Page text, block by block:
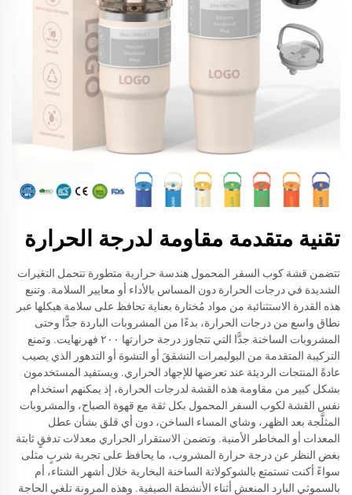
تقنية متقدمة مقاومة لدرجة الحرارة
تتضمن قشة كوب السفر المحمول هندسة حرارية متطورة تتحمل التغيرات
الشديدة في درجات الحرارة دون المساس بالأداء أو معايير السلامة. وتنبع
هذه القدرة الاستثنائية من مواد مُختارة بعناية تحافظ على سلامة هيكلها عبر
نطاق واسع من درجات الحرارة، بدءًا من المشروبات الباردة جدًّا وحتى
المشروبات الساخنة جدًّا التي تتجاوز درجة حرارتها ٢٠٠ فهرنهايت. وتمنع
التركيبة المتقدمة من البوليمرات التشققَ أو التشوهَ أو التدهور الذي يصيب
عادةً المنتجات الرديئة عند تعرضها للإجهاد الحراري. ويستفيد المستخدمون
بشكل كبير من مقاومة هذه القشة لدرجات الحرارة، إذ يمكنهم استخدام
نفس القشة لكوب السفر المحمول بكل ثقة مع قهوة الصباح، والمشروبات
المثلَّجة بعد الظهر، وشاي المساء الساخن، دون أي قلق بشأن عطل
المعدات أو المخاطر الأمنية. وتضمن الاستقرار الحراري معدلات تدفقٍ ثابتة
بغض النظر عن درجة حرارة المشروب، ما يحافظ على تجربة شربٍ مثلى
سواءً أكنت تستمتع بالشوكولاتة الساخنة البخارية خلال أشهر الشتاء، أم
بالسموثي البارد المنعش أثناء الأنشطة الصيفية. وهذه المرونة تلغي الحاجة